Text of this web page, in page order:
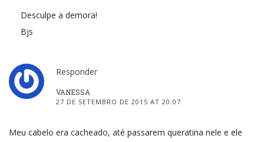
Desculpe a demora!
Bjs
Responder
VANESSA
27 DE SETEMBRO DE 2015 AT 20:07
Meu cabelo era cacheado, até passarem queratina nele e ele